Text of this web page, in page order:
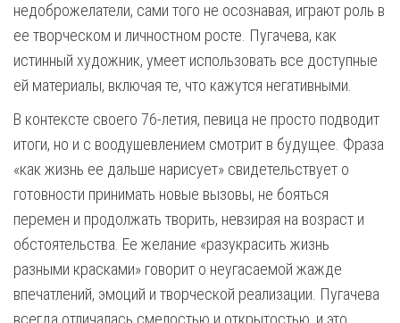
недоброжелатели, сами того не осознавая, играют роль в
ее творческом и личностном росте. Пугачева, как
истинный художник, умеет использовать все доступные
ей материалы, включая те, что кажутся негативными.
В контексте своего 76-летия, певица не просто подводит
итоги, но и с воодушевлением смотрит в будущее. Фраза
«как жизнь ее дальше нарисует» свидетельствует о
готовности принимать новые вызовы, не бояться
перемен и продолжать творить, невзирая на возраст и
обстоятельства. Ее желание «разукрасить жизнь
разными красками» говорит о неугасаемой жажде
впечатлений, эмоций и творческой реализации. Пугачева
всегда отличалась смелостью и открытостью, и это